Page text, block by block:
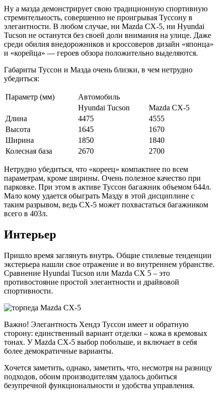
Ну а мазда демонстрирует свою традиционную спортивную
стремительность, совершенно не проигрывая Туссону в
элегантности. В любом случае, ни Mazda CX-5, ни Hyundai
Tucson не останутся без своей доли внимания на улице. Даже
среди обилия внедорожников и кроссоверов дизайн «японца»
и «корейца» — героев обзора положительно выделяются.
Габариты Туссон и Мазда очень близки, в чем нетрудно
убедиться:
Параметр (мм)
Автомобиль
Hyundai Tucson
Mazda CX-5
Длина
4475
4555
Высота
1645
1670
Ширина
1850
1840
Колесная база
2670 2700
Нетрудно убедиться, что «кореец» компактнее по всем
параметрам, кроме ширины. Очень полезное качество при
парковке. При этом в активе Туссон багажник объемом 644л.
Мало кому удается обыграть Мазду в этой дисциплине с
таким разрывом, ведь CX-5 может похвастаться багажником
всего в 403л.
Интерьер
Пришло время заглянуть внутрь. Общие стилевые тенденции
экстерьера нашли свое отражение и во внутреннем убранстве.
Сравнение Hyundai Tucson или Mazda CX 5 – это
противостояние простой элегантности и драйвовой
спортивности.
Важно! Элегантность Хендэ Туссон имеет и обратную
сторону: единственный вариант отделки – кожа в кремовых
тонах. У Mazda CX-5 выбор побольше, и включает в себя
более демократичные варианты.
Хочется заметить, однако, заметить, что, несмотря на разницу
подходов, обоим производителям удалось добиться
безупречной функциональности и удобства управления.